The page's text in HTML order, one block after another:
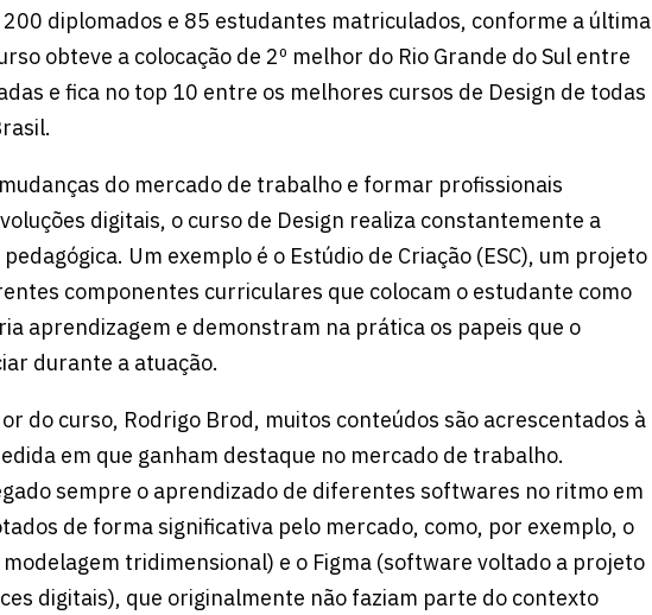
200 diplomados e 85 estudantes matriculados, conforme a última
obteve a colocação de 2º melhor do Rio Grande do Sul entre
e fica no top 10 entre os melhores cursos de Design de todas
do mercado de trabalho e formar profissionais
digitais, o curso de Design realiza constantemente a
Um exemplo é o Estúdio de Criação (ESC), um projeto
componentes curriculares que colocam o estudante como
aprendizagem e demonstram na prática os papeis que o
durante a atuação.
do curso, Rodrigo Brod, muitos conteúdos são acrescentados à
em que ganham destaque no mercado de trabalho.
sempre o aprendizado de diferentes softwares no ritmo em
de forma significativa pelo mercado, como, por exemplo, o
tridimensional) e o Figma (software voltado a projeto
digitais), que originalmente não faziam parte do contexto